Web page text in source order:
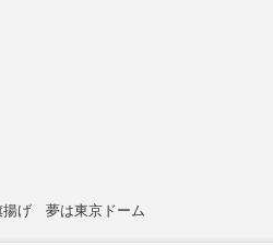
揚げ 夢は東京ドーム